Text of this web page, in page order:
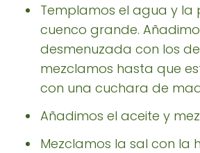
Templamos el agua y la
cuenco grande.
desmenuzada con los
mezclamos hasta que
con una cuchara de
Añadimos el aceite y
Mezclamos la sal con la